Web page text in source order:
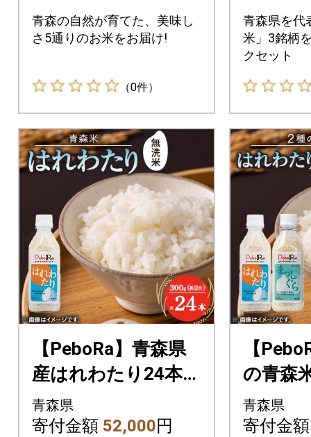
青森の自然が育てた、美味し
さ5通りのお米をお届け!
（0件）
青森県を代
米」3銘柄
クセット
【PeboRa】青森県
産はれわたり24本セ
ット【無洗米/300g
(2合)×24本】
青森県
寄付金額 52,000円
【
の青森
本セッ
00g(2
青森県
寄付金